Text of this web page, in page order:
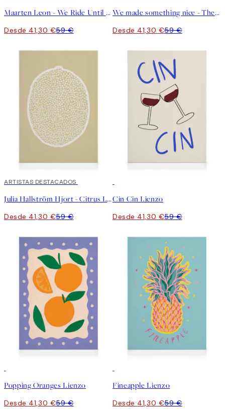
Maarten Leon - We Ride Until Dawn Lienzo
Desde 41,30 €59 €
We made something nice - The Gyoza Lienzo
Desde 41,30 €59 €
30%*
ARTISTAS DESTACADOS
Julia Hallström Hjort - Citrus Limon Lienzo
Desde 41,30 €59 €
Cin Cin Lienzo
Desde 41,30 €59 €
Popping Oranges Lienzo
Desde 41,30 €59 €
Fineapple Lienzo
Desde 41,30 €59 €